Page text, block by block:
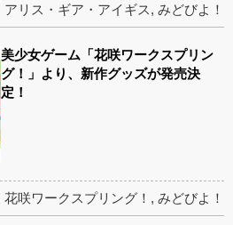
アリス・ギア・アイギス, みどびよ！
美少女ゲーム「花咲ワークスプリン
グ！」より、新作グッズが発売決
定！
花咲ワークスプリング！ , みどびよ！